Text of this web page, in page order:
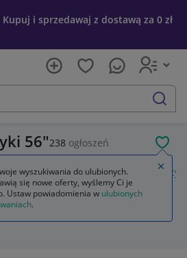
i sprzedawaj z dostawą za 0 zł
szukaj
56 238 ogłoszeń
56 pajacyk 56 pajacyk niemowlęcy
wyszukiwania do ulubionych.
się nowe oferty, wyślemy Ci je
Ustaw powiadomienia w ulubionych
.